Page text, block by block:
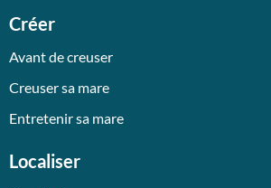
Créer
Avant de creuser
Creuser sa mare
Entretenir sa mare
Localiser